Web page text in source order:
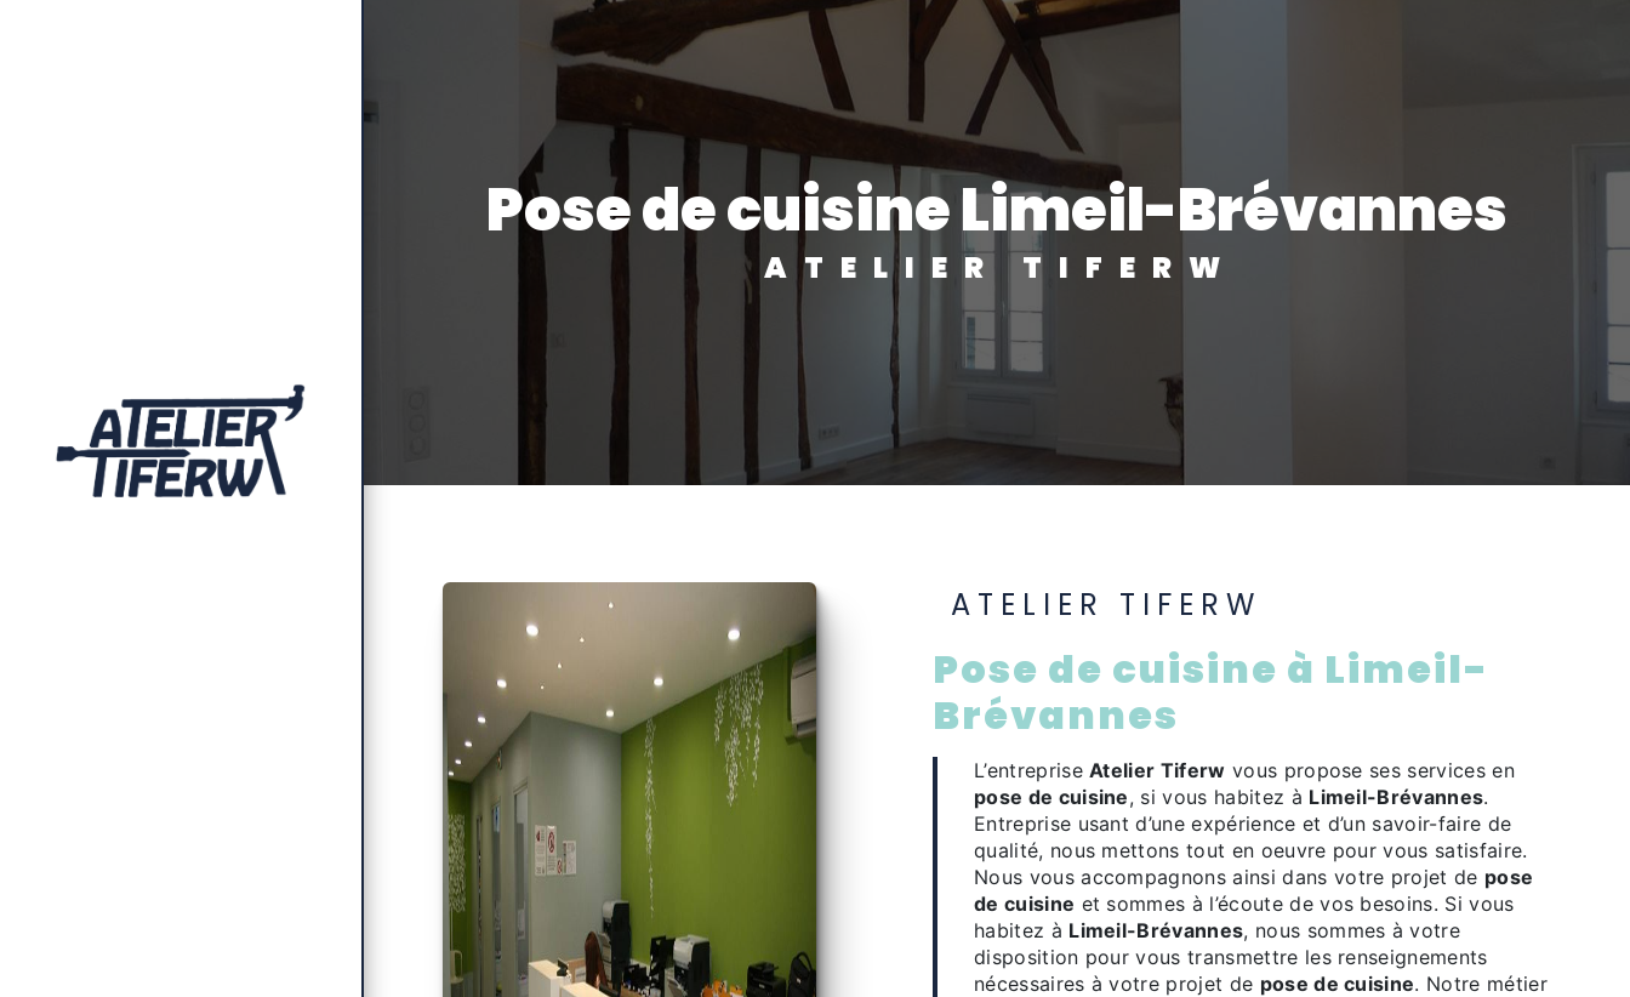
pose de cuisine Limeil-Brévannes
ATELIER TIFERW
ATELIER TIFERW
pose de cuisine à Limeil-
Brévannes
L’entrepriseAtelier Tiferw vous propose ses services en
pose de cuisine, si vous habitez à Limeil-Brévannes.
Entreprise usant d’une expérience et d’un savoir-faire de
qualité, nous mettons tout en oeuvre pour vous satisfaire.
Nous vous accompagnons ainsi dans votre projet de pose
de cuisine et sommes à l’écoute de vos besoins. Si vous
habitez à Limeil-Brévannes, nous sommes à votre
disposition pour vous transmettre les renseignements
nécessaires à votre projet de pose de cuisine. Notre métier